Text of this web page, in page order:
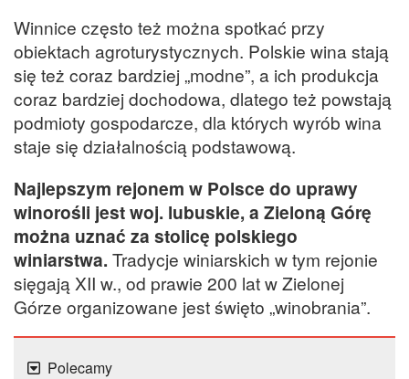
Winnice często też można spotkać przy
obiektach agroturystycznych. Polskie wina stają
się też coraz bardziej „modne”, a ich produkcja
coraz bardziej dochodowa, dlatego też powstają
podmioty gospodarcze, dla których wyrób wina
staje się działalnością podstawową.
Najlepszym rejonem w Polsce do uprawy
winorośli jest woj. lubuskie, a Zieloną Górę
można uznać za stolicę polskiego
winiarstwa. Tradycje winiarskich w tym rejonie
sięgają XII w., od prawie 200 lat w Zielonej
Górze organizowane jest święto „winobrania”.
Polecamy